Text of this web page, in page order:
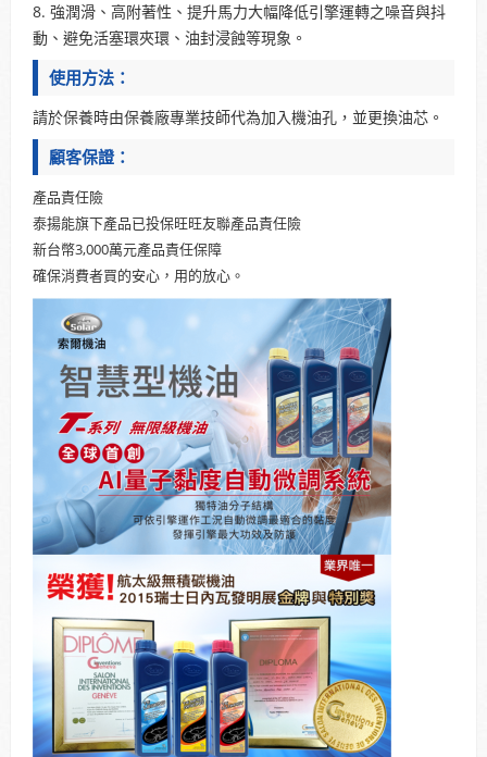
8. 強潤滑、高附著性、提升馬力大幅降低引擎運轉之噪音與抖
動、避免活塞環夾環、油封浸蝕等現象。
使用方法：
請於保養時由保養廠專業技師代為加入機油孔，並更換油芯。
顧客保證：
產品責任險
泰揚能旗下產品已投保旺旺友聯產品責任險
新台幣3,000萬元產品責任保障
確保消費者買的安心，用的放心。